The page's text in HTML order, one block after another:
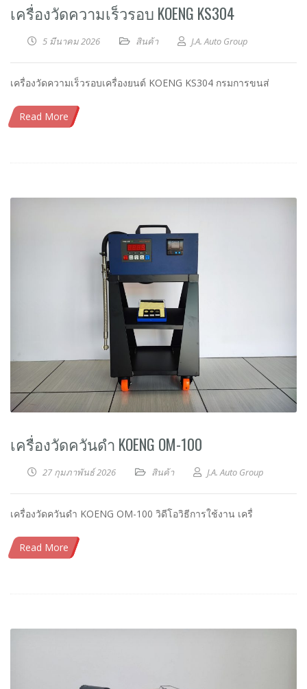
เครื่องวัดความเร็วรอบ KOENG KS304
5 มีนาคม 2026 สินค้า J.A. Auto Group
เครื่องวัดความเร็วรอบเครื่องยนต์ KOENG KS304 กรมการขนส่
Read More
เครื่องวัดควันดำ KOENG OM-100
27 กุมภาพันธ์ 2026 สินค้า J.A. Auto Group
เครื่องวัดควันดำ KOENG OM-100 วิดีโอวิธีการใช้งาน เครื่
Read More